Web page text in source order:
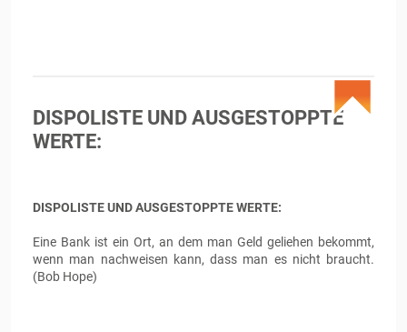
DISPOLISTE UND AUSGESTOPPTE
WERTE:
DISPOLISTE UND AUSGESTOPPTE WERTE:
Eine Bank ist ein Ort, an dem man Geld geliehen bekommt,
wenn man nachweisen kann, dass man es nicht braucht.
(Bob Hope)